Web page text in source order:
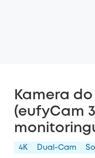
Kamera
(eufyCam
4K Dual-Cam